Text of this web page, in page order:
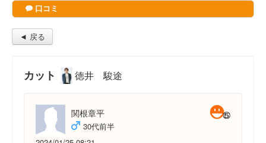
口コミ
◄ 戻る
カット 徳井 駿途
関根章平
30代前半